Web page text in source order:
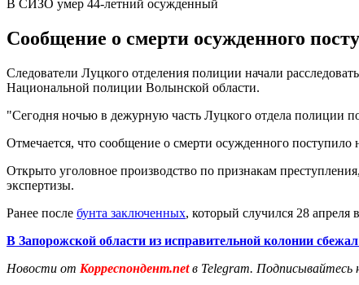
В СИЗО умер 44-летний осужденный
Сообщение о смерти осужденного
Следователи Луцкого отделения полиции начали
Национальной полиции Волынской области.
"Сегодня ночью в дежурную часть Луцкого отдела полиции
Отмечается, что сообщение о смерти осужденного
Открыто уголовное производство по признакам
экспертизы.
Ранее после бунта заключенных, который случился 28
В Запорожской области из исправительной колонии
Новости от Корреспондент.netв Telegram. Подписывайтесь